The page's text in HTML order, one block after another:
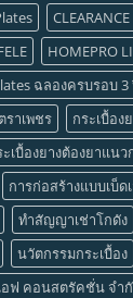
HOMEPRO
ฉลองครบรอบ 3
ราเพชร
กระเบื้อง
ะเบื้องยางต้องยาแนว
การก่อสร้างแบบเบ็ด
ทำสัญญาเช่าโกดัง
นวัตกรรมกระเบื้อง
อฟ คอนสตรัคชั่น จำ